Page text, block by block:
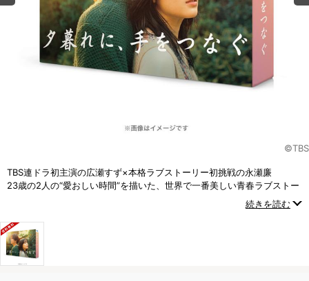
©TBS
TBS連ドラ初主演の広瀬すず×本格ラブストーリー初挑戦の永瀬廉
23歳の2人の“愛おしい時間”を描いた、世界で一番美しい青春ラブストー
続きを読む